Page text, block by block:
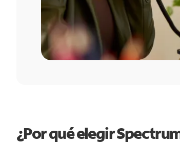
¿Por qué elegir